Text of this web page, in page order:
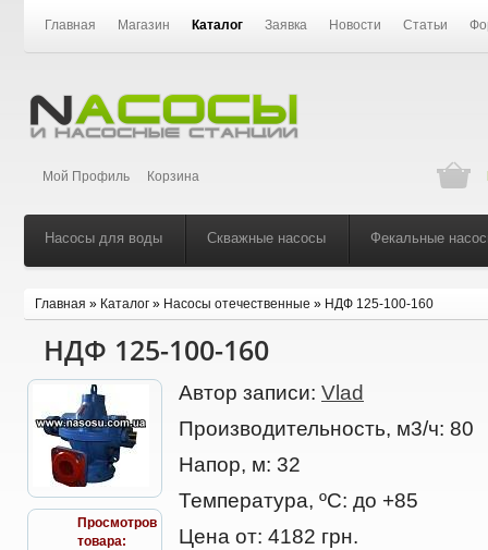
Главная Магазин Каталог Заявка Новости Статьи
Мой Профиль Корзина
Насосы для воды Скважные насосы Фекальные
Главная » Каталог » Насосы отечественные » НДФ 125-100-160
НДФ 125-100-160
Просмотров
товара:
Автор записи: Vlad
Производительность, м3/ч: 80
Напор, м: 32
Температура, ºС: до +85
Цена от: 4182 грн.